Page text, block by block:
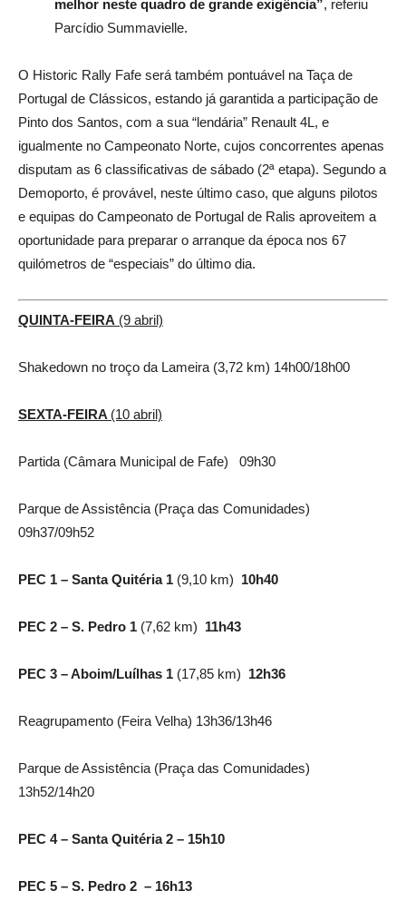
melhor neste quadro de grande exigência”, referiu
Parcídio Summavielle.
O Historic Rally Fafe será também pontuável na Taça de
Portugal de Clássicos, estando já garantida a participação de
Pinto dos Santos, com a sua “lendária” Renault 4L, e
igualmente no Campeonato Norte, cujos concorrentes apenas
disputam as 6 classificativas de sábado (2ª etapa). Segundo a
Demoporto, é provável, neste último caso, que alguns pilotos
e equipas do Campeonato de Portugal de Ralis aproveitem a
oportunidade para preparar o arranque da época nos 67
quilómetros de “especiais” do último dia.
QUINTA-FEIRA (9 abril)
Shakedown no troço da Lameira (3,72 km) 14h00/18h00
SEXTA-FEIRA (10 abril)
Partida (Câmara Municipal de Fafe) 09h30
Parque de Assistência (Praça das Comunidades)
09h37/09h52
PEC 1 – Santa Quitéria 1 (9,10 km) 10h40
PEC 2 – S. Pedro 1 (7,62 km) 11h43
PEC 3 – Aboim/Luílhas 1 (17,85 km) 12h36
Reagrupamento (Feira Velha) 13h36/13h46
Parque de Assistência (Praça das Comunidades)
13h52/14h20
PEC 4 – Santa Quitéria 2 – 15h10
PEC 5 – S. Pedro 2 – 16h13